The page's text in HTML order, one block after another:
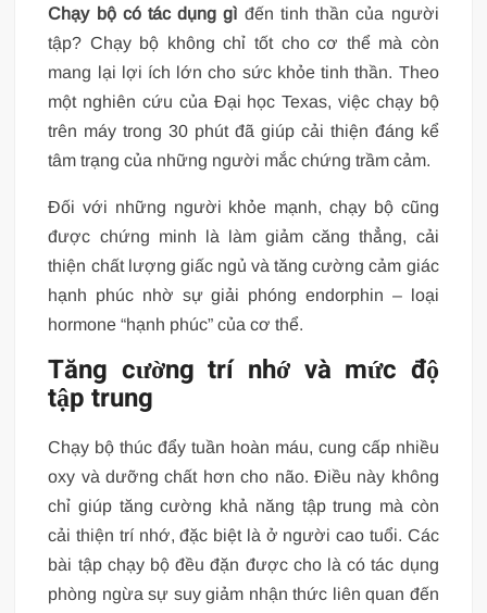
Chạy bộ có tác dụng gì đến tinh thần của người
tập? Chạy bộ không chỉ tốt cho cơ thể mà còn
mang lại lợi ích lớn cho sức khỏe tinh thần. Theo
một nghiên cứu của Đại học Texas, việc chạy bộ
trên máy trong 30 phút đã giúp cải thiện đáng kể
tâm trạng của những người mắc chứng trầm cảm.
Đối với những người khỏe mạnh, chạy bộ cũng
được chứng minh là làm giảm căng thẳng, cải
thiện chất lượng giấc ngủ và tăng cường cảm giác
hạnh phúc nhờ sự giải phóng endorphin – loại
hormone “hạnh phúc” của cơ thể.
Tăng cường trí nhớ và mức độ
tập trung
Chạy bộ thúc đẩy tuần hoàn máu, cung cấp nhiều
oxy và dưỡng chất hơn cho não. Điều này không
chỉ giúp tăng cường khả năng tập trung mà còn
cải thiện trí nhớ, đặc biệt là ở người cao tuổi. Các
bài tập chạy bộ đều đặn được cho là có tác dụng
phòng ngừa sự suy giảm nhận thức liên quan đến